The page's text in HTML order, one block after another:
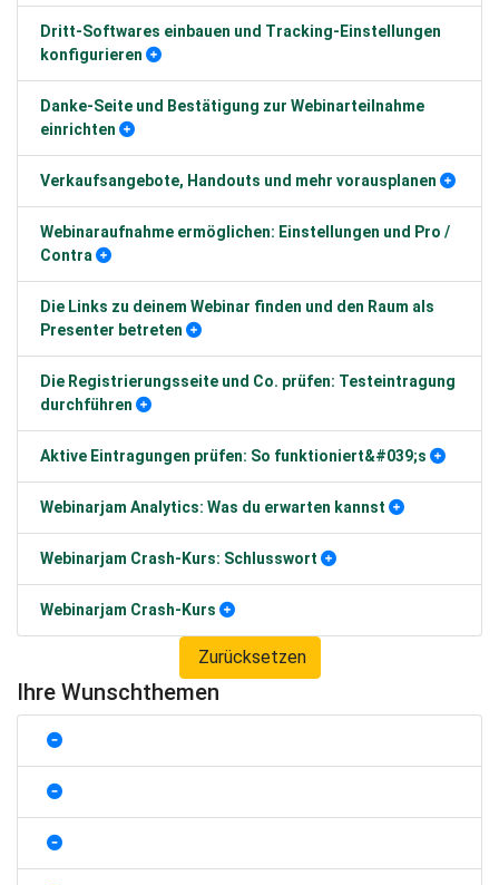
Dritt-Softwares einbauen und Tracking-Einstellungen
konfigurieren
Danke-Seite und Bestätigung zur Webinarteilnahme
einrichten
Verkaufsangebote, Handouts und mehr vorausplanen
Webinaraufnahme ermöglichen: Einstellungen und Pro /
Contra
Die Links zu deinem Webinar finden und den Raum als
Presenter betreten
Die Registrierungsseite und Co. prüfen: Testeintragung
durchführen
Aktive Eintragungen prüfen: So funktioniert&#039;s
Webinarjam Analytics: Was du erwarten kannst
Webinarjam Crash-Kurs: Schlusswort
Webinarjam Crash-Kurs
Zurücksetzen
Ihre Wunschthemen